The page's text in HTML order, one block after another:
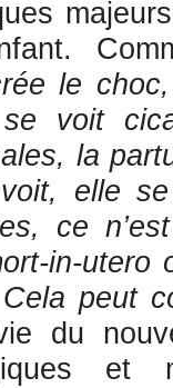
le choc,
se voit
la
elle
ce
in-utero
Cela peut
du